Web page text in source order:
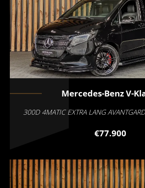
Mercedes-BenzV-
€77.900